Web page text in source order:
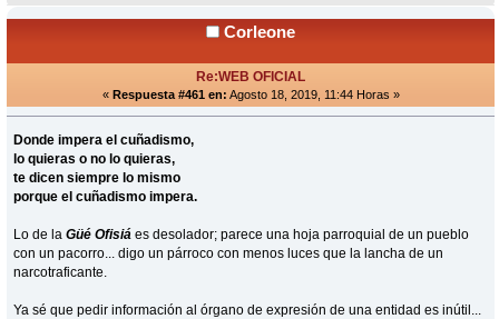
Corleone
Re:WEB OFICIAL
« Respuesta #461 en: Agosto 18, 2019, 11:44 Horas »
Donde impera el cuñadismo,
lo quieras o no lo quieras,
te dicen siempre lo mismo
porque el cuñadismo impera.
Lo de laGüé Ofisiá es desolador; parece una hoja parroquial de un pueblo
con un pacorro... digo un párroco con menos luces que la lancha de un
narcotraficante.
Ya sé que pedir información al órgano de expresión de una entidad es inútil...